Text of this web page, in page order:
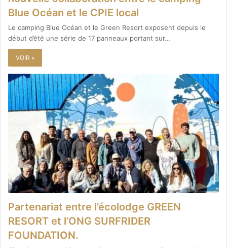
Blue Océan et le CPIE local
Le camping Blue Océan et le Green Resort exposent depuis le
début d’été une série de 17 panneaux portant sur…
VOIR »
Partenariat entre l’écolodge GREEN
RESORT et l’ONG SURFRIDER
FOUNDATION.